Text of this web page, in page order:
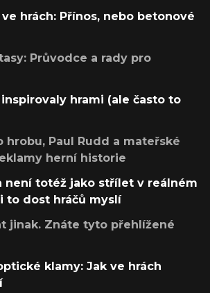
hrách: Přínos, nebo betonové
Průvodce a rady pro
hrami (ale často to
hrobu, Paul Rudd a mateřské
herní historie
není totéž jako střílet v reálném
to dost hráčů myslí
jinak. Znáte tyto přehlížené
klamy: Jak ve hrách